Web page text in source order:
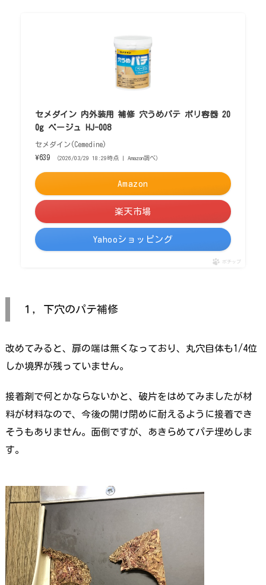
セメダイン 内外装用 補修 穴うめパテ ポリ容器 20
0g ベージュ HJ-008
セメダイン(Cemedine)
¥639
（2026/03/29 18:29時点 | Amazon調べ）
Amazon
楽天市場
Yahooショッピング
ポチップ
１，下穴のパテ補修
改めてみると、扉の端は無くなっており、丸穴自体も1/4位
しか境界が残っていません。
接着剤で何とかならないかと、破片をはめてみましたが材
料が材料なので、今後の開け閉めに耐えるように接着でき
そうもありません。面倒ですが、あきらめてパテ埋めしま
す。